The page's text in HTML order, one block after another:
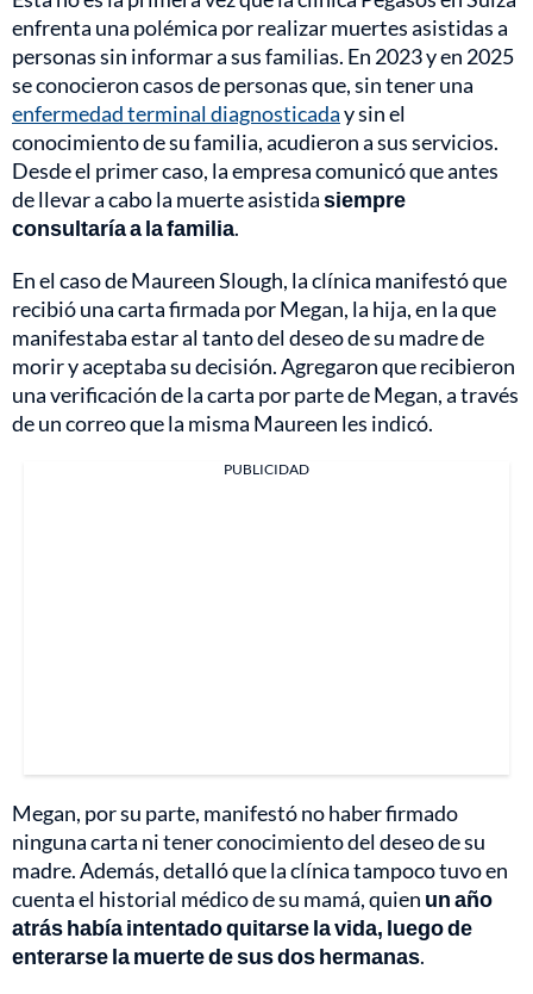
enfrenta una polémica por realizar muertes asistidas a
personas sin informar a sus familias. En 2023 y en 2025
se conocieron casos de personas que, sin tener una
enfermedad terminal diagnosticaday sin el
conocimiento de su familia, acudieron a sus servicios.
Desde el primer caso, la empresa comunicó que antes
de llevar a cabo la muerte asistidasiempre
consultaría a la familia.
En el caso de Maureen Slough, la clínica manifestó que
recibió una carta firmada por Megan, la hija, en la que
manifestaba estar al tanto del deseo de su madre de
morir y aceptaba su decisión. Agregaron que recibieron
una verificación de la carta por parte de Megan, a través
de un correo que la misma Maureen les indicó.
PUBLICIDAD
Megan, por su parte, manifestó no haber firmado
ninguna carta ni tener conocimiento del deseo de su
madre. Además, detalló que la clínica tampoco tuvo en
cuenta el historial médico de su mamá, quien un año
atrás había intentado quitarse la vida, luego de
enterarse la muerte de sus dos hermanas.